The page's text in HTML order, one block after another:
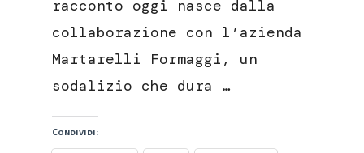
racconto oggi nasce dalla
collaborazione con l’azienda
Martarelli Formaggi, un
sodalizio che dura …
Condividi: